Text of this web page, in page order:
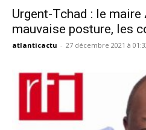
Urgent-Tchad : le maire
mauvaise posture, les
atlanticactu - 27 décembre 2021 à